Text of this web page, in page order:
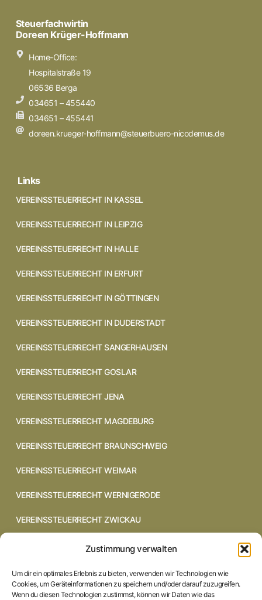
Zustimmung verwalten
Um dir ein optimales Erlebnis zu bieten, verwenden wir Technologien wie
Cookies, um Geräteinformationen zu speichern und/oder darauf zuzugreifen.
Wenn du diesen Technologien zustimmst, können wir Daten wie das
Steuerfachwirtin
Doreen Krüger-Hoffmann
Home-Office:
Hospitalstraße 19
06536 Berga
034651 – 455440
034651 – 455441
doreen.krueger-hoffmann@steuerbuero-nicodemus.de
Links
VEREINSSTEUERRECHT IN KASSEL
VEREINSSTEUERRECHT IN LEIPZIG
VEREINSSTEUERRECHT IN HALLE
VEREINSSTEUERRECHT IN ERFURT
VEREINSSTEUERRECHT IN GÖTTINGEN
VEREINSSTEUERRECHT IN DUDERSTADT
VEREINSSTEUERRECHT SANGERHAUSEN
VEREINSSTEUERRECHT GOSLAR
VEREINSSTEUERRECHT JENA
VEREINSSTEUERRECHT MAGDEBURG
VEREINSSTEUERRECHT BRAUNSCHWEIG
VEREINSSTEUERRECHT WEIMAR
VEREINSSTEUERRECHT WERNIGERODE
VEREINSSTEUERRECHT ZWICKAU
VEREINSSTEUERRECHT CHEMNITZ
VEREINSSTEUERRECHT DRESDEN
VEREINSSTEUERRECHT COTTBUS